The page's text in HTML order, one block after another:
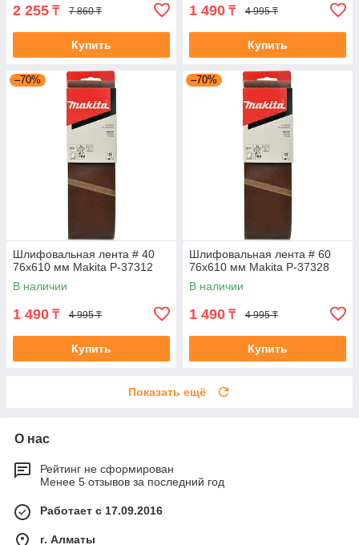
2 255 ₸ 7 860 ₸
Купить
1 490 ₸ 4 995 ₸
Купить
–70%
Шлифовальная лента # 40
76x610 мм Makita P-37312
В наличии
1 490 ₸ 4 995 ₸
Купить
–70%
Шлифовальная лента # 60
76x610 мм Makita P-37328
В наличии
1 490 ₸ 4 995 ₸
Купить
Показать ещё
О нас
Рейтинг не сформирован
Менее 5 отзывов за последний год
Работает с 17.09.2016
г. Алматы